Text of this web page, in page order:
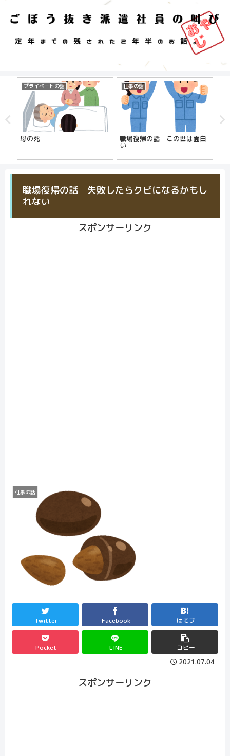
プライベートの話
母の死
仕事の話
職場復帰の話 この世は面白
い
職場復帰の話 失敗したらクビになるかもし
れない
スポンサーリンク
仕事の話
Twitter Facebook はてブ
Pocket LINE コピー
2021.07.04
スポンサーリンク